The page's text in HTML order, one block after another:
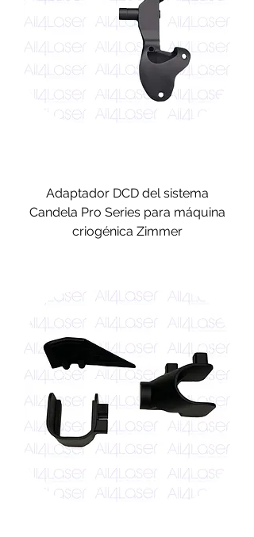
Adaptador DCD del sistema
Candela Pro Series para máquina
criogénica Zimmer